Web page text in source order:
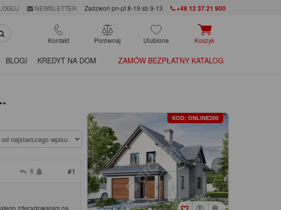
NEWSLETTER Zadzwoń pn-pt 8-19 sb 9-13 +48 12 37 21 900
Kontakt Porównaj Ulubione Koszyk
BLOGI KREDYT NA DOM ZAMÓW BEZPŁATNY KATALOG
#1
zdecydowałam na
KOD: ONLINE200